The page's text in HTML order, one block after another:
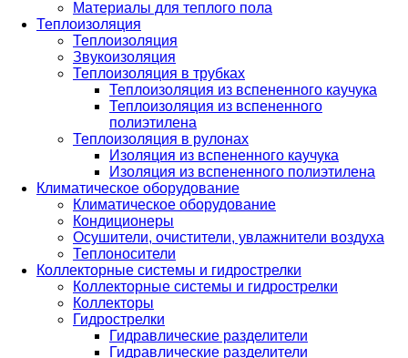
Материалы для теплого пола
Теплоизоляция
Теплоизоляция
Звукоизоляция
Теплоизоляция в трубках
Теплоизоляция из вспененного каучука
Теплоизоляция из вспененного
полиэтилена
Теплоизоляция в рулонах
Изоляция из вспененного каучука
Изоляция из вспененного полиэтилена
Климатическое оборудование
Климатическое оборудование
Кондиционеры
Осушители, очистители, увлажнители воздуха
Теплоносители
Коллекторные системы и гидрострелки
Коллекторные системы и гидрострелки
Коллекторы
Гидрострелки
Гидравлические разделители
Гидравлические разделители